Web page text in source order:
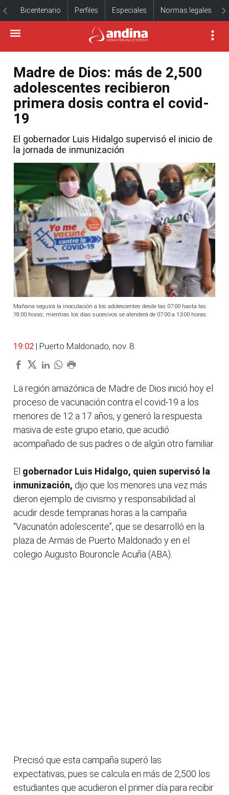
Bicentenario Perfiles Especiales Normas legales
Madre de Dios: más de 2,500
adolescentes recibieron
primera dosis contra el covid-
19
El gobernador Luis Hidalgo supervisó el inicio de
la jornada de inmunización
Mañana seguirá la inoculación a los adolescentes desde las 07:00 hasta las
18:00 horas; mientras los días sucesivos se atenderá de 07:00 a 13:00 horas.
19:02 | Puerto Maldonado, nov. 8.
La región amazónica de Madre de Dios inició hoy el
proceso de vacunación contra el covid-19 a los
menores de 12 a 17 años, y generó la respuesta
masiva de este grupo etario, que acudió
acompañado de sus padres o de algún otro familiar.
El gobernador Luis Hidalgo, quien supervisó la
inmunización, dijo que los menores una vez más
dieron ejemplo de civismo y responsabilidad al
acudir desde tempranas horas a la campaña
“Vacunatón adolescente”, que se desarrolló en la
plaza de Armas de Puerto Maldonado y en el
colegio Augusto Bouroncle Acuña (ABA).
Precisó que esta campaña superó las
expectativas, pues se calcula en más de 2,500 los
estudiantes que acudieron el primer día para recibir